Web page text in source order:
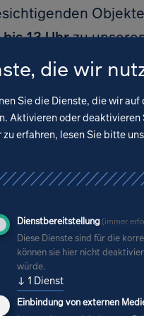
13 Uhrzu
Reality in
so weit, dass
wird es eine
Wir freuen
die wir
Sie die Dienste, die wir
Aktivieren oder
zu erfahren, lesen Sie bitte
Dienstbereitstellung(immer
Diese Dienste sind für die
können sie hier nicht
würde.
↓ 1 Dienst
Einbindung von externen